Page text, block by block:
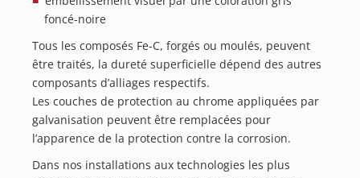
foncé-noire
Tous les composés Fe-C, forgés ou moulés, peuvent
être traités, la dureté superficielle dépend des autres
composants d’alliages respectifs.
Les couches de protection au chrome appliquées par
galvanisation peuvent être remplacées pour
l’apparence de la protection contre la corrosion.
Dans nos installations aux technologies les plus